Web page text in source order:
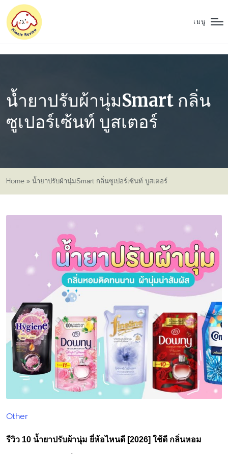
เมนู
น้ำยาปรับผ้านุ่มSmart กลิ่น
ซูเปอร์เซ้นท์ บูสเตอร์
Home » น้ำยาปรับผ้านุ่มSmart กลิ่นซูเปอร์เซ้นท์ บูสเตอร์
Posted
Other
รีวิว 10 น้ำยาปรับผ้านุ่ม ยี่ห้อไหนดี [2026] ใช้ดี กลิ่นหอม